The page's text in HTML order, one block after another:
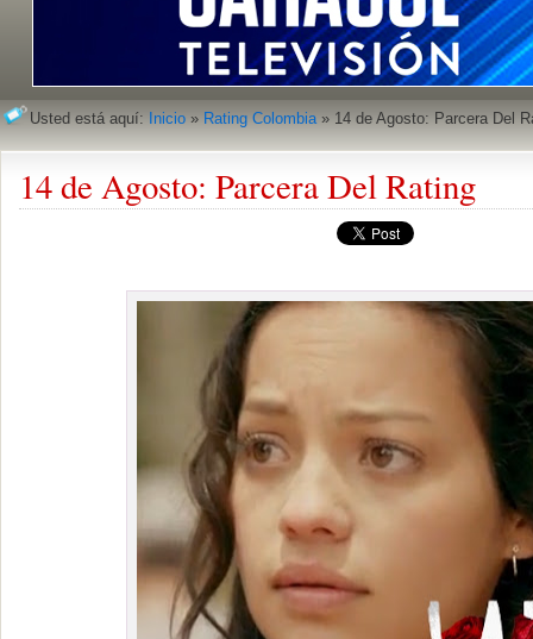
Usted está aquí: Inicio » Rating Colombia» 14 de Agosto: Parcera Del
14 de Agosto: Parcera Del Rating